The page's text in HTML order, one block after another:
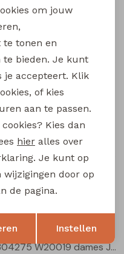
Life
14,99
Life
17,99
Life
804275 W20019 dames Jurk Bruin
Opslaan
om jouw
te tonen en
te bieden. Je kunt
je accepteert. Klik
of kies
aan te passen.
Kies dan
hier alles over
Je kunt op
door op
de pagina.
Instellen